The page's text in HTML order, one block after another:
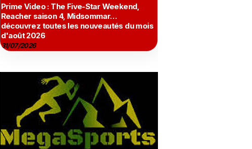
Prime Video : The Five-Star Weekend,
Reacher saison 4, Midsommar…
découvrez toutes les nouveautés du mois
d'août 2026
31/07/2026